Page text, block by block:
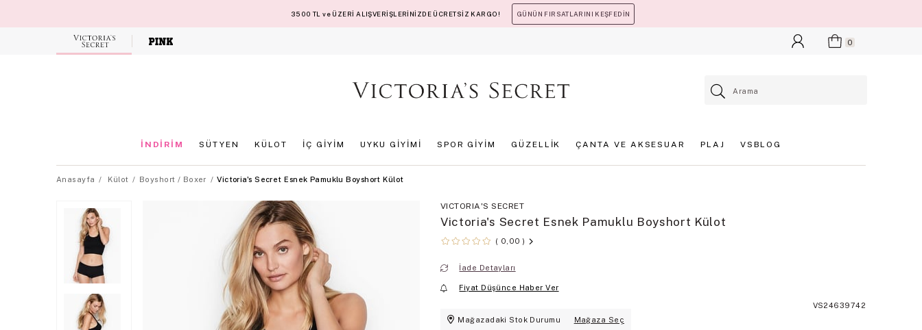
3500 TL ve ÜZERİ ALIŞVERİŞLERİNİZDE ÜCRETSİZ KARGO! GÜNÜN FIRSATLARINI KEŞFEDİN
Victoria's
Secret
0
İNDİRİM SÜTYEN KÜLOT İÇ GİYİM UYKU GİYİMİ SPOR GİYİM GÜZELLİK ÇANTA VE AKSESUAR PLAJ VSBLOG
Anasayfa Külot Boyshort / Boxer Victoria's Secret Esnek Pamuklu Boyshort Külot
VICTORIA'S SECRET
Victoria's Secret Esnek Pamuklu Boyshort Külot
0,00
İade Detayları
Fiyat Düşünce Haber Ver
VS24639742
Mağazadaki Stok Durumu
Mağaza Seç